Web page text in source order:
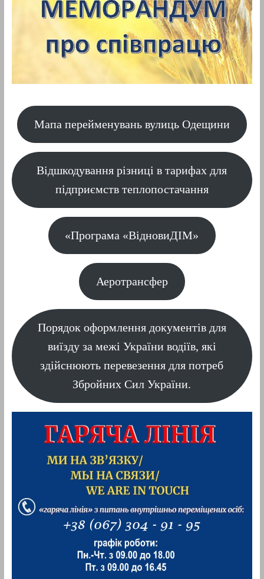
Мапа перейменувань вулиць Одещини
Відшкодування різниці в тарифах для
підприємств теплопостачання
«Програма «ВідновиДІМ»
Аеротрансфер
Порядок оформлення документів для
виїзду за межі України водіїв, які
здійснюють перевезення для потреб
Збройних Сил України.